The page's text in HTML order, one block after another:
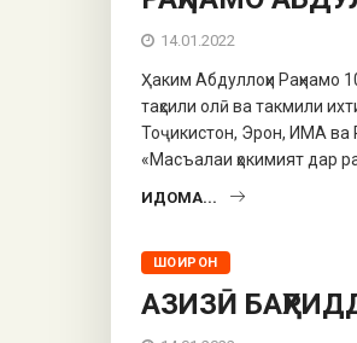
14.01.2022
Ҳаким Абдуллоҳи Раҳнамо
таҳсили олӣ ва такмили
Тоҷикистон, Эрон, ИМА ва
«Масъалаи ҳокимият дар
ИДОМА...
ШОИРОН
АЗИЗӢ